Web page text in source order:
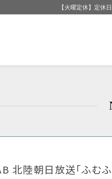
【火曜定休】定休
北陸朝日放送「ふむ